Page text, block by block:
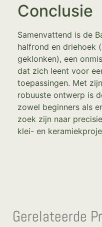
Conclusie
Samenvattend is de
halfrond en driehoek
geklonken), een
dat zich leent voor
toepassingen. Met
robuuste ontwerp is
zowel beginners als
zoek zijn naar
klei- en
Gerelateerde